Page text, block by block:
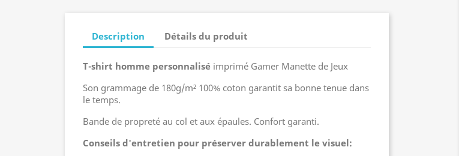
Description Détails du produit
T-shirt homme personnalisé imprimé Gamer Manette de Jeux
Son grammage de 180g/m² 100% coton garantit sa bonne tenue dans
le temps.
Bande de propreté au col et aux épaules. Confort garanti.
Conseils d'entretien pour préserver durablement le visuel: